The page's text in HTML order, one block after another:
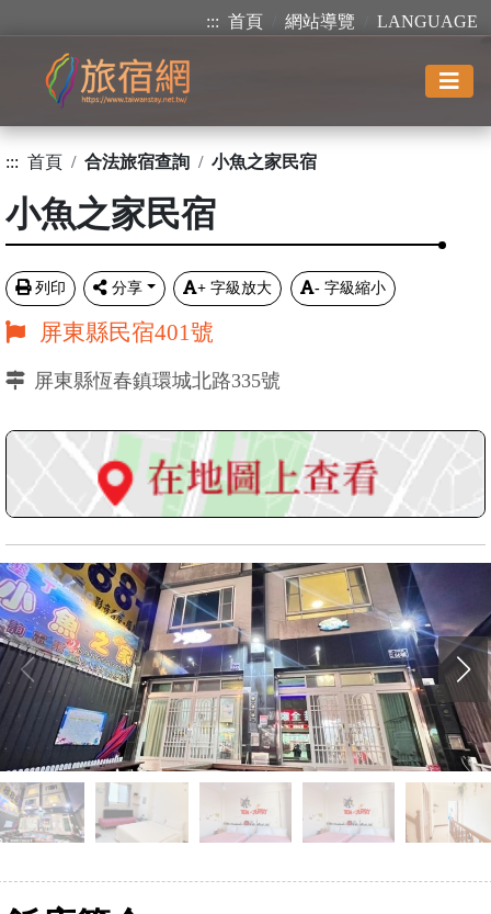
::: 首頁 網站導覽 LANGUAGE
::: 首頁 合法旅宿查詢 小魚之家民宿
小魚之家民宿
列印 分享 + 字級放大 - 字級縮小
屏東縣民宿401號
屏東縣恆春鎮環城北路335號